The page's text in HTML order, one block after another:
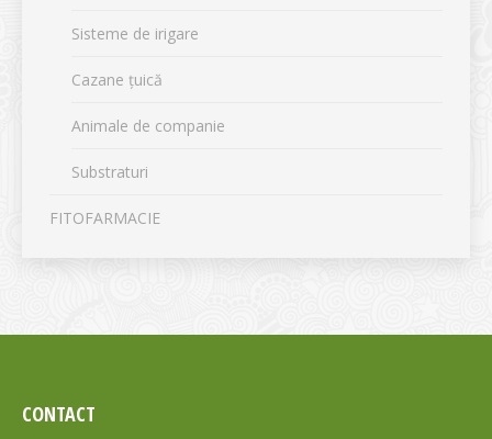
Sisteme de irigare
Cazane țuică
Animale de companie
Substraturi
FITOFARMACIE
CONTACT